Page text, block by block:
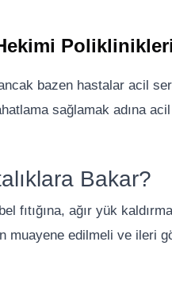
Poliklinikleri
bazen hastalar acil
sağlamak adına
Bakar?
fıtığına, ağır yük
muayene edilmeli ve ileri